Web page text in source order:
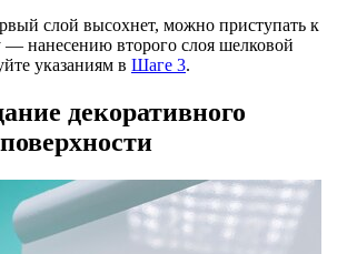
слой высохнет, можно приступать к
нанесению второго слоя шелковой
указаниям в Шаге 3.
декоративного